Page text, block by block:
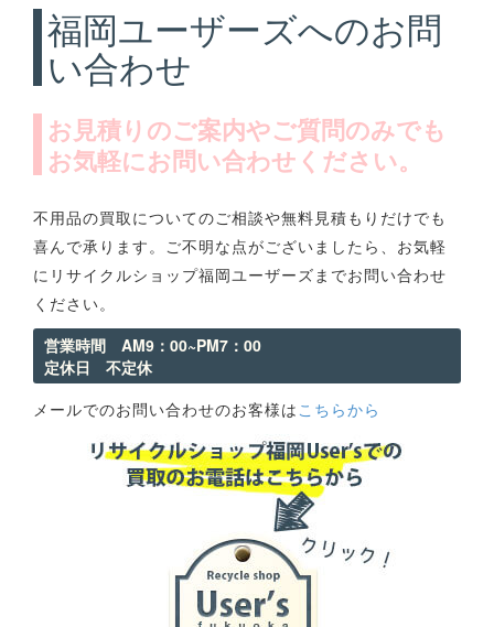
福岡ユーザーズへのお問
い合わせ
お見積りのご案内やご質問のみでも
お気軽にお問い合わせください。
不用品の買取についてのご相談や無料見積もりだけでも
喜んで承ります。ご不明な点がございましたら、お気軽
にリサイクルショップ福岡ユーザーズまでお問い合わせ
ください。
営業時間 AM9：00~PM7：00
定休日 不定休
メールでのお問い合わせのお客様は こちらから